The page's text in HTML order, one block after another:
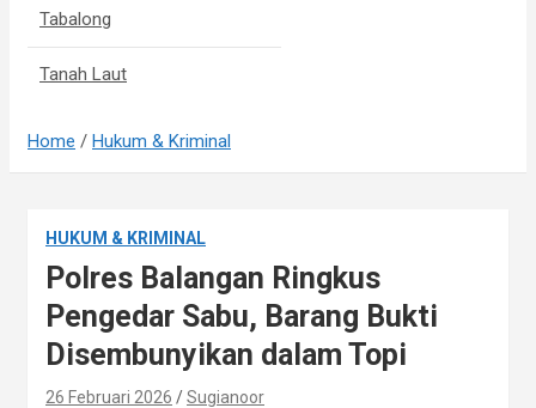
Tabalong
Tanah Laut
Home Hukum & Kriminal
HUKUM & KRIMINAL
Polres Balangan Ringkus
Pengedar Sabu, Barang Bukti
Disembunyikan dalam Topi
26 Februari 2026 Sugianoor